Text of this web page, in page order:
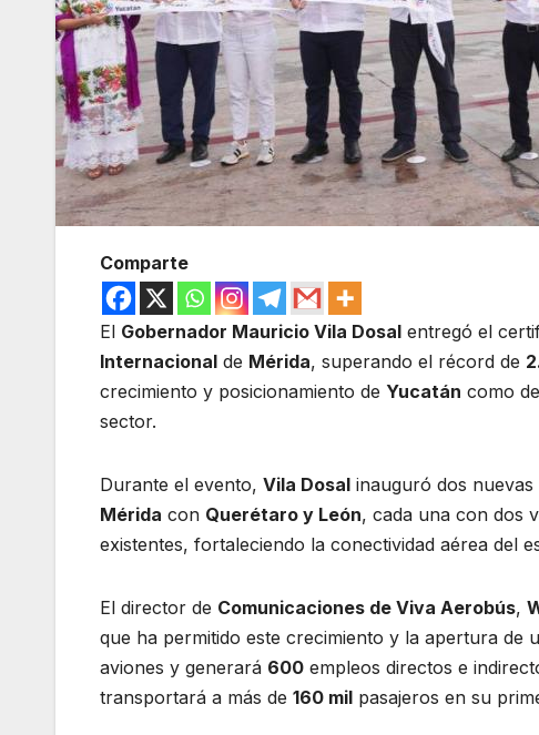
Comparte
El Gobernador Mauricio Vila Dosal entregó el
Internacional de Mérida, superando el récord de
crecimiento y posicionamiento de Yucatán como
sector.
Durante el evento, Vila Dosal inauguró dos
Mérida con Querétaro y León, cada una con dos
existentes, fortaleciendo la conectividad aérea del
El director de Comunicaciones de Viva Aerobús,
que ha permitido este crecimiento y la apertura de
aviones y generará 600 empleos directos e
transportará a más de 160 mil pasajeros en su